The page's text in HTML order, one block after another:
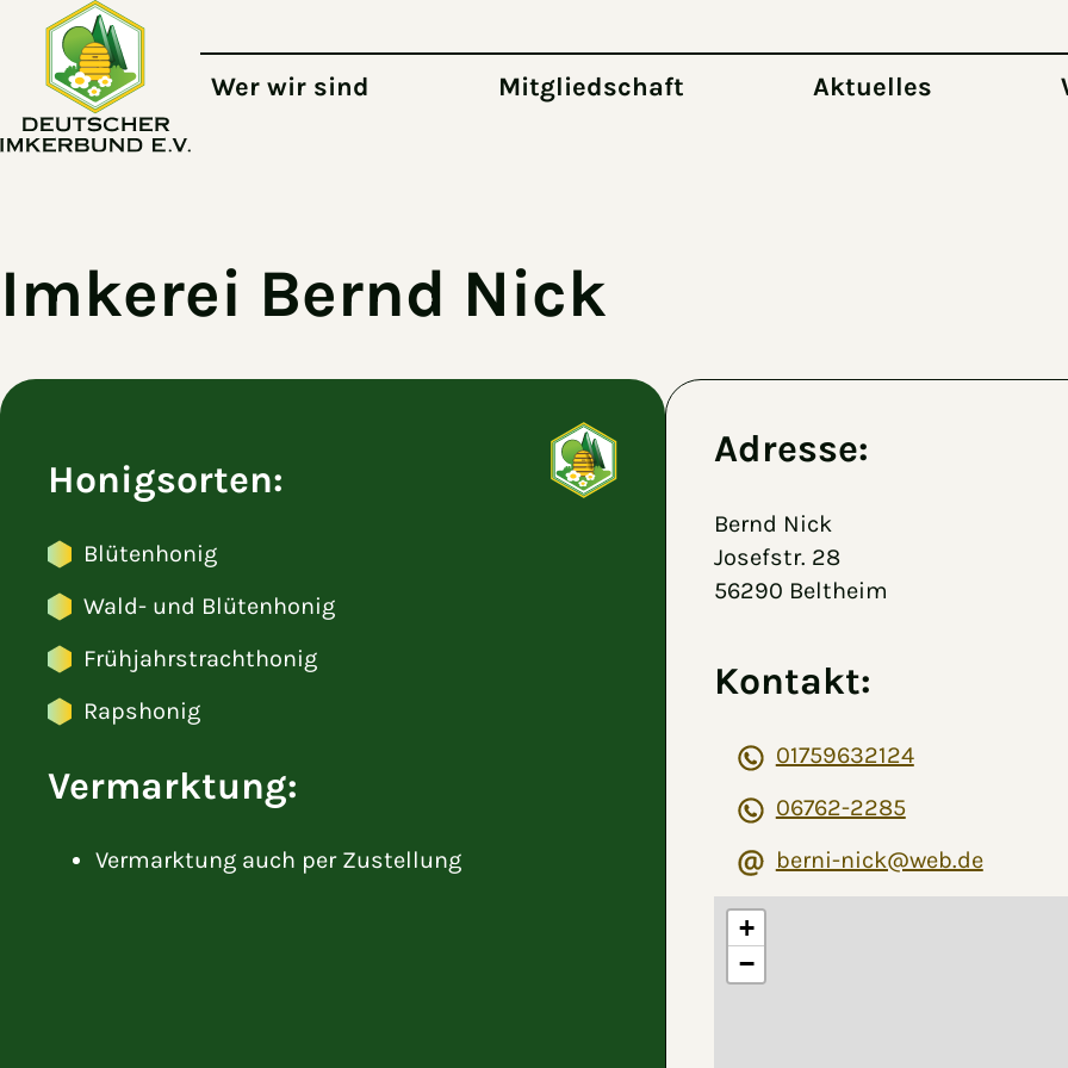
Zum Hauptinhalt springen
Wer wir sind Mitgliedschaft Aktuelles
Imkerei Bernd Nick
Honigsorten:
Blütenhonig
Wald- und Blütenhonig
Frühjahrstrachthonig
Rapshonig
Vermarktung:
Vermarktung auch per Zustellung
Adresse:
Bernd Nick
Josefstr. 28
56290 Beltheim
Kontakt:
01759632124
06762-2285
berni-nick@web.de
+
−